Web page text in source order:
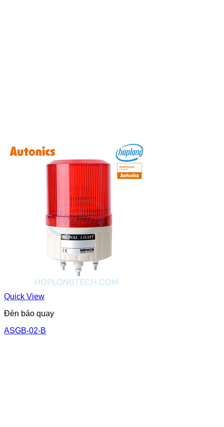
Quick View
Đèn báo quay
ASGB-02-B